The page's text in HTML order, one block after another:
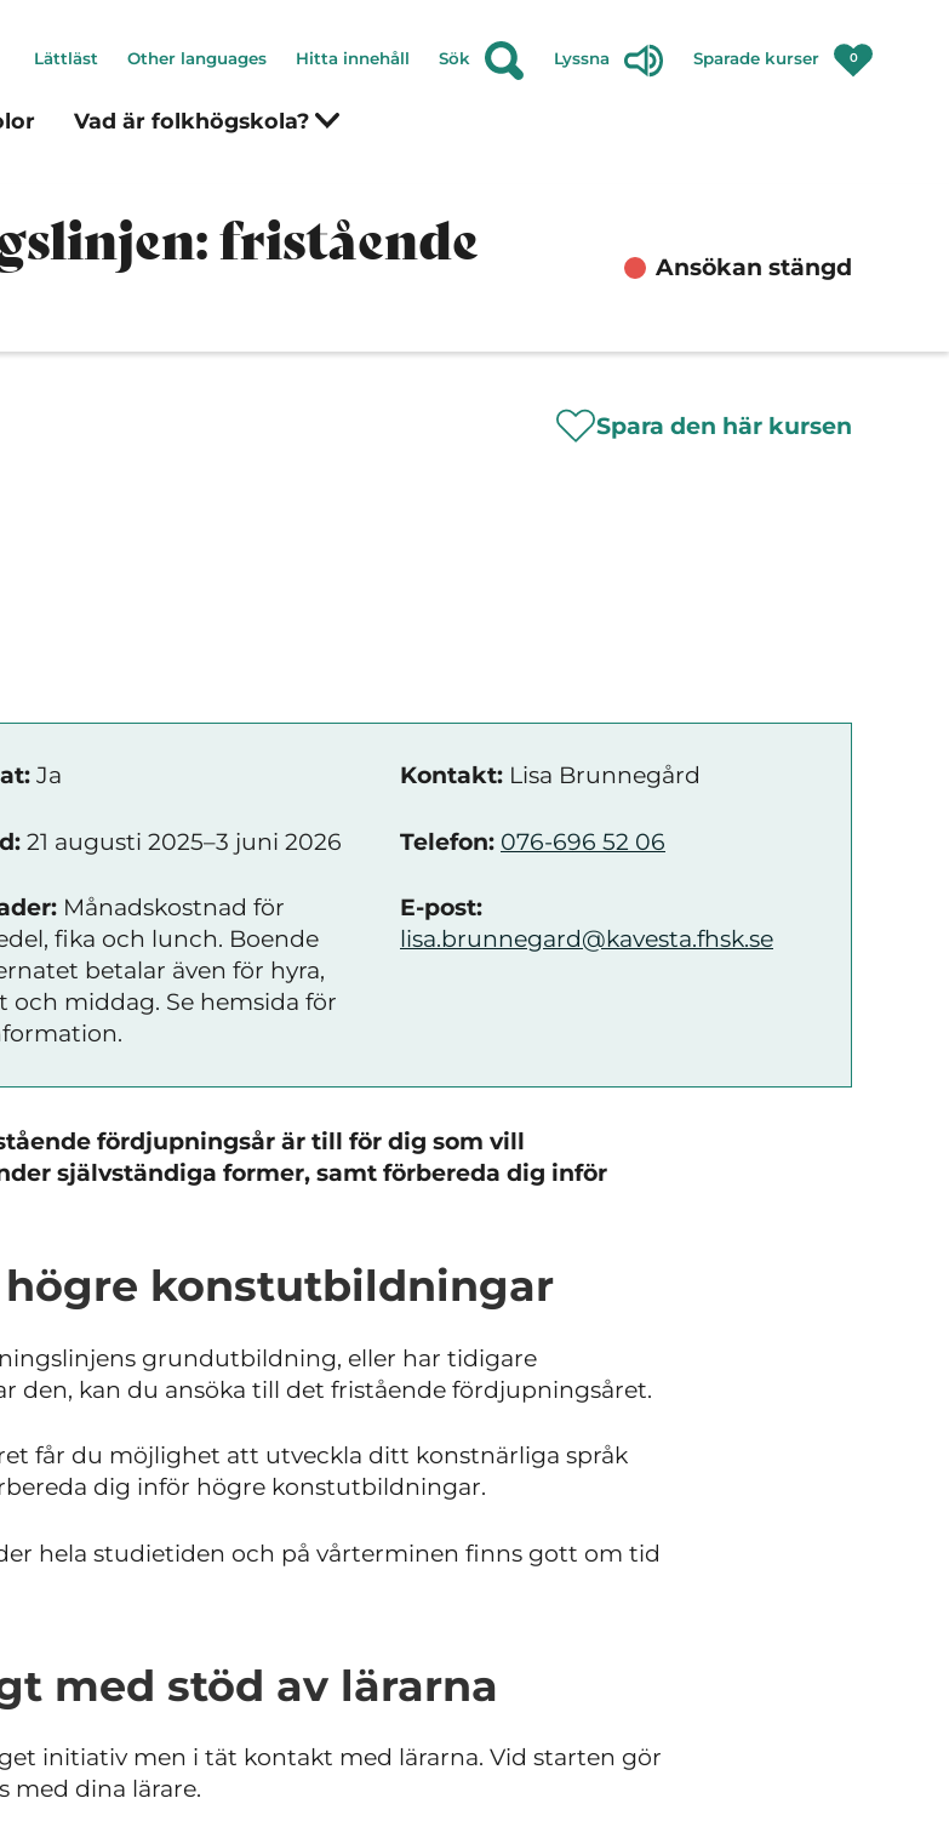
Vad är folkhögskola?
Lättläst Other languages Hitta innehåll Sök Lyssna Sparade kurser 0
fristående
Ansökan stängd
Spara den här kursen
Ja
21 augusti 2025–3 juni 2026
Månadskostnad för
fika och lunch. Boende
betalar även för hyra,
och middag. Se hemsida för
Kontakt: Lisa Brunnegård
Telefon: 076-696 52 06
E-post:
lisa.brunnegard@kavesta.fhsk.se
fördjupningsår är till för dig som vill
självständiga former, samt förbereda dig inför
konstutbildningar
grundutbildning, eller har tidigare
den, kan du ansöka till det fristående fördjupningsåret.
får du möjlighet att utveckla ditt konstnärliga språk
dig inför högre konstutbildningar.
hela studietiden och på vårterminen finns gott om tid
med stöd av lärarna
initiativ men i tät kontakt med lärarna. Vid starten gör
med dina lärare.